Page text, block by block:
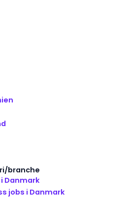
branche
Danmark
jobs i Danmark